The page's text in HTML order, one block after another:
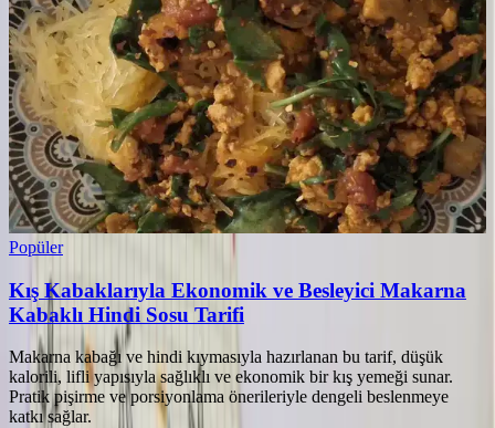
Popüler
Kış Kabaklarıyla Ekonomik ve Besleyici Makarna
Kabaklı Hindi Sosu Tarifi
Makarna kabağı ve hindi kıymasıyla hazırlanan bu tarif, düşük
kalorili, lifli yapısıyla sağlıklı ve ekonomik bir kış yemeği sunar.
Pratik pişirme ve porsiyonlama önerileriyle dengeli beslenmeye
katkı sağlar.